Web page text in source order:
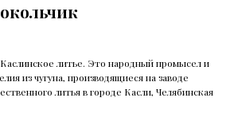
литье. Это народный промысел и
из чугуна, производящиеся на заводе
литья в городе Касли, Челябинская